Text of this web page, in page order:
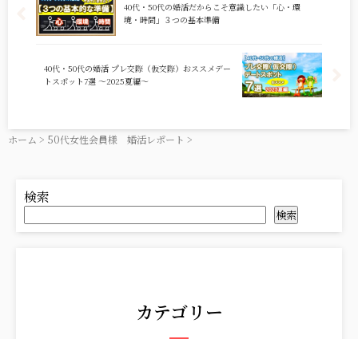
40代・50代の婚活だからこそ意識したい「心・環
境・時間」３つの基本準備
40代・50代の婚活 プレ交際（仮交際）おススメデー
トスポット7選 ～2025夏編～
ホーム > 50代女性会員様 婚活レポート >
検索
検索
カテゴリー